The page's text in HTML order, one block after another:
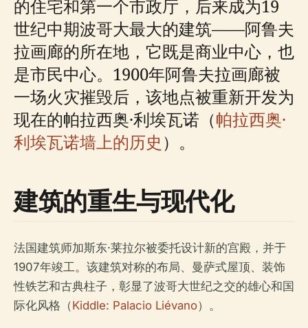
的住宅和第一个市政厅，后来成为19
世纪中期波哥大最大的建筑——阿鲁夫
拉画廊的所在地，它既是商业中心，也
是市民中心。1900年阿鲁夫拉画廊被
一场火灾摧毁后，该地点被重新开发为
现在的帕拉西奥·利埃瓦诺（帕拉西奥·
利埃瓦诺墙上的历史 ）。
建筑的重生与现代化
法国建筑师加斯东·莱拉尔被委托设计新的宫殿，并于
1907年竣工。该建筑对称的布局、曼萨式屋顶、装饰
性铁艺和古典柱子，彰显了波哥大世纪之交的雄心和国
际化风格（Kiddle: Palacio Liévano）。